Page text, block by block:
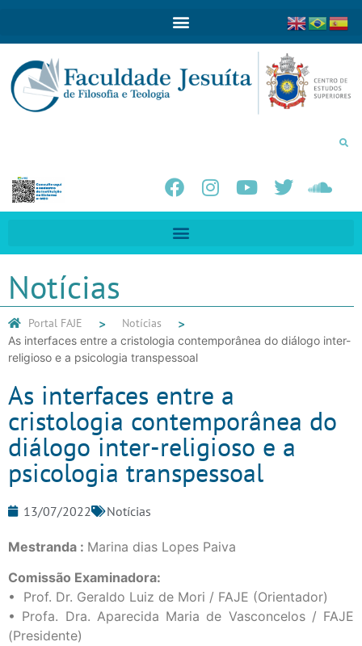
Notícias
Portal FAJE Notícias
As interfaces entre a cristologia contemporânea do diálogo inter-
religioso e a psicologia transpessoal
As interfaces entre a
cristologia contemporânea do
diálogo inter-religioso e a
psicologia transpessoal
13/07/2022 Notícias
Mestranda : Marina dias Lopes Paiva
Comissão Examinadora:
• Prof. Dr. Geraldo Luiz de Mori / FAJE (Orientador)
• Profa. Dra. Aparecida Maria de Vasconcelos / FAJE
(Presidente)